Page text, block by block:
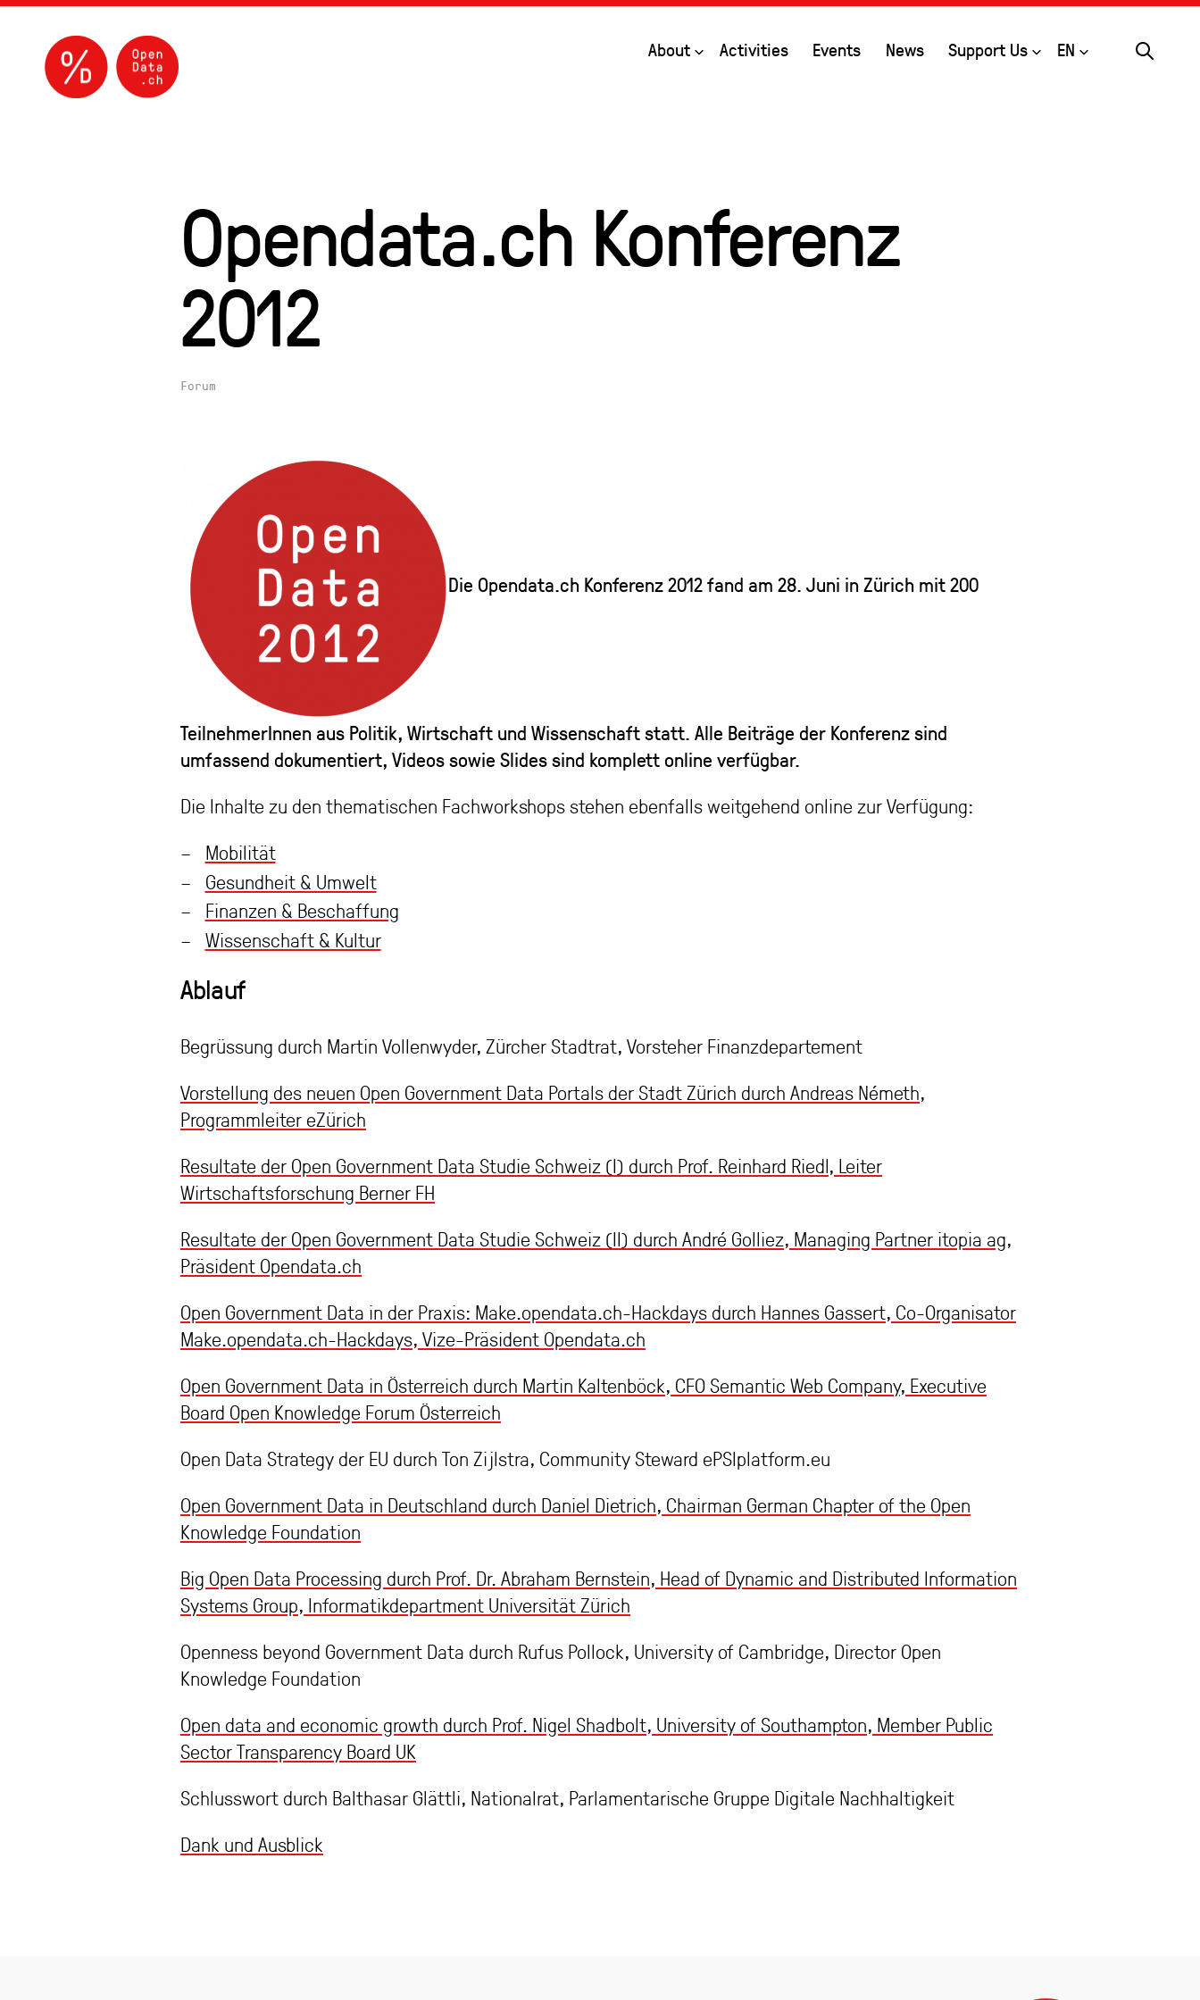
About OpenActivities Events News Support Us Open
EN Open Search
Opendata.ch Konferenz
2012
Forum
Die Opendata.ch Konferenz 2012 fand am 28. Juni in Zürich mit 200
TeilnehmerInnen aus Politik, Wirtschaft und Wissenschaft statt. Alle Beiträge der Konferenz sind
umfassend dokumentiert, Videos sowie Slides sind komplett online verfügbar.
Die Inhalte zu den thematischen Fachworkshops stehen ebenfalls weitgehend online zur Verfügung:
Mobilität
Gesundheit & Umwelt
Finanzen & Beschaffung
Wissenschaft & Kultur
Ablauf
Begrüssung durch Martin Vollenwyder, Zürcher Stadtrat, Vorsteher Finanzdepartement
Vorstellung des neuen Open Government Data Portals der Stadt Zürich durch Andreas Németh,
Programmleiter eZürich
Resultate der Open Government Data Studie Schweiz (I) durch Prof. Reinhard Riedl, Leiter
Wirtschaftsforschung Berner FH
Resultate der Open Government Data Studie Schweiz (II) durch André Golliez, Managing Partner itopia ag,
Präsident Opendata.ch
Open Government Data in der Praxis: Make.opendata.ch-Hackdays durch Hannes Gassert, Co-Organisator
Make.opendata.ch-Hackdays, Vize-Präsident Opendata.ch
Open Government Data in Österreich durch Martin Kaltenböck, CFO Semantic Web Company, Executive
Board Open Knowledge Forum Österreich
Open Data Strategy der EU durch Ton Zijlstra, Community Steward ePSIplatform.eu
Open Government Data in Deutschland durch Daniel Dietrich, Chairman German Chapter of the Open
Knowledge Foundation
Big Open Data Processing durch Prof. Dr. Abraham Bernstein, Head of Dynamic and Distributed Information
Systems Group, Informatikdepartment Universität Zürich
Openness beyond Government Data durch Rufus Pollock, University of Cambridge, Director Open
Knowledge Foundation
Open data and economic growth durch Prof. Nigel Shadbolt, University of Southampton, Member Public
Sector Transparency Board UK
Schlusswort durch Balthasar Glättli, Nationalrat, Parlamentarische Gruppe Digitale Nachhaltigkeit
Dank und Ausblick